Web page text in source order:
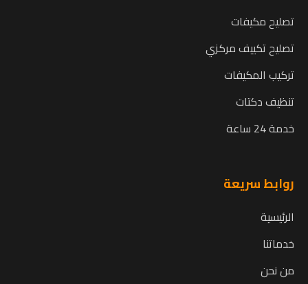
تصليح مكيفات
تصليح تكييف مركزي
تركيب المكيفات
تنظيف دكتات
خدمة 24 ساعة
روابط سريعة
الرئيسية
خدماتنا
من نحن